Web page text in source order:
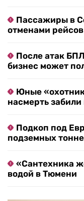
Пассажиры в
отменами
После атак
бизнес может
Юные
насмерть
Подкоп под
подземных
«Сантехника
водой в Тюмени